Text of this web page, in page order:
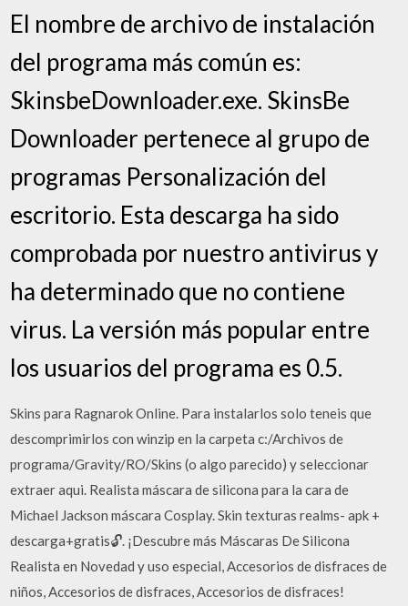
El nombre de archivo de instalación
del programa más común es:
SkinsbeDownloader.exe. SkinsBe
Downloader pertenece al grupo de
programas Personalización del
escritorio. Esta descarga ha sido
comprobada por nuestro antivirus y
ha determinado que no contiene
virus. La versión más popular entre
los usuarios del programa es 0.5.
Skins para Ragnarok Online. Para instalarlos solo teneis que
descomprimirlos con winzip en la carpeta c:/Archivos de
programa/Gravity/RO/Skins (o algo parecido) y seleccionar
extraer aqui. Realista máscara de silicona para la cara de
Michael Jackson máscara Cosplay. Skin texturas realms- apk +
descarga+gratis🔓. ¡Descubre más Máscaras De Silicona
Realista en Novedad y uso especial, Accesorios de disfraces de
niños, Accesorios de disfraces, Accesorios de disfraces!